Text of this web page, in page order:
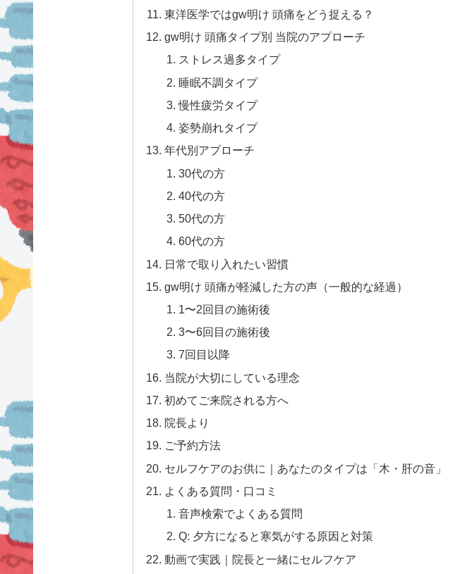
東洋医学ではgw明け 頭痛をどう捉える？
gw明け 頭痛タイプ別 当院のアプローチ
ストレス過多タイプ
睡眠不調タイプ
慢性疲労タイプ
姿勢崩れタイプ
年代別アプローチ
30代の方
40代の方
50代の方
60代の方
日常で取り入れたい習慣
gw明け 頭痛が軽減した方の声（一般的な経過）
1〜2回目の施術後
3〜6回目の施術後
7回目以降
当院が大切にしている理念
初めてご来院される方へ
院長より
ご予約方法
セルフケアのお供に｜あなたのタイプは「木・肝の音」
よくある質問・口コミ
音声検索でよくある質問
Q: 夕方になると寒気がする原因と対策
動画で実践｜院長と一緒にセルフケア